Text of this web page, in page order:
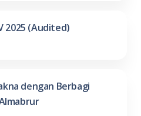
2025 (Audited)
dengan Berbagi